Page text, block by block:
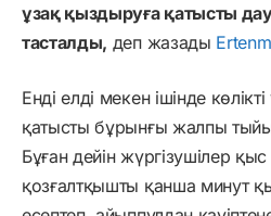
ұзақ қыздыруға қатысты
тасталды, деп жазады
Енді елді мекен ішінде
қатысты бұрынғы жалпы
Бұған дейін жүргізушілер қыс
қозғалтқышты қанша минут